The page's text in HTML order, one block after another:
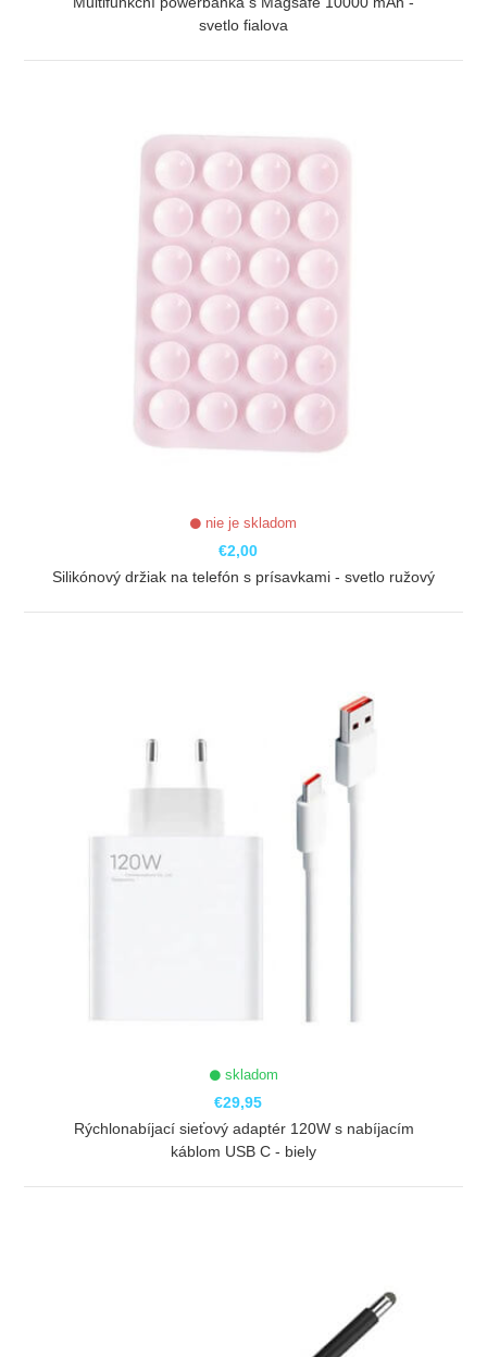
svetlo fialova
nie je skladom
€2,00
Silikónový držiak na telefón s prísavkami - svetlo ružový
skladom
€29,95
Rýchlonabíjací sieťový adaptér 120W s nabíjacím
káblom USB C - biely